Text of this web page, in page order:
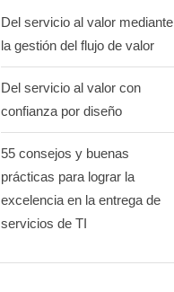
Del servicio al valor mediante
la gestión del flujo de valor
Del servicio al valor con
confianza por diseño
55 consejos y buenas
prácticas para lograr la
excelencia en la entrega de
servicios de TI